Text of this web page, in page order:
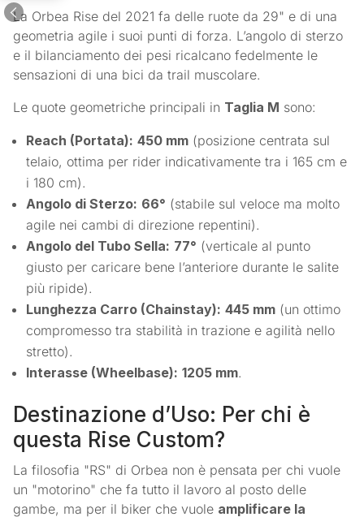
La Orbea Rise del 2021 fa delle ruote da 29" e di una
geometria agile i suoi punti di forza. L’angolo di sterzo
e il bilanciamento dei pesi ricalcano fedelmente le
sensazioni di una bici da trail muscolare.
Le quote geometriche principali in Taglia M sono:
Reach (Portata): 450 mm (posizione centrata sul
telaio, ottima per rider indicativamente tra i 165 cm e
i 180 cm).
Angolo di Sterzo: 66° (stabile sul veloce ma molto
agile nei cambi di direzione repentini).
Angolo del Tubo Sella: 77° (verticale al punto
giusto per caricare bene l’anteriore durante le salite
più ripide).
Lunghezza Carro (Chainstay): 445 mm (un ottimo
compromesso tra stabilità in trazione e agilità nello
stretto).
Interasse (Wheelbase): 1205 mm.
Destinazione d’Uso: Per chi è
questa Rise Custom?
La filosofia "RS" di Orbea non è pensata per chi vuole
un "motorino" che fa tutto il lavoro al posto delle
gambe, ma per il biker che vuole amplificare la